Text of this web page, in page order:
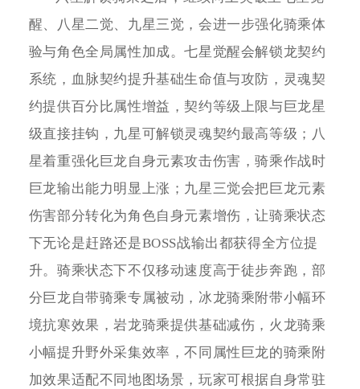
醒、八星二觉、九星三觉，会进一步强化骑乘体
验与角色全局属性加成。七星觉醒会解锁龙契约
系统，血脉契约提升基础生命值与攻防，灵魂契
约提供百分比属性增益，契约等级上限与巨龙星
级直接挂钩，九星可解锁灵魂契约最高等级；八
星着重强化巨龙自身元素攻击伤害，骑乘作战时
巨龙输出能力明显上涨；九星三觉会把巨龙元素
伤害部分转化为角色自身元素增伤，让骑乘状态
下无论是赶路还是BOSS战输出都获得全方位提
升。骑乘状态下不仅移动速度高于徒步奔跑，部
分巨龙自带骑乘专属被动，冰龙骑乘附带小幅环
境抗寒效果，岩龙骑乘提供基础减伤，火龙骑乘
小幅提升野外采集效率，不同属性巨龙的骑乘附
加效果适配不同地图场景，玩家可根据自身常驻